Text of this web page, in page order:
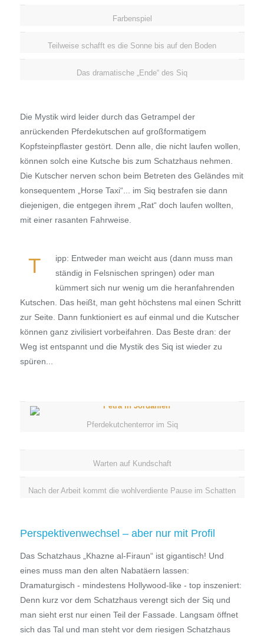
Farbenspiel
Teilweise schafft es die Sonne bis auf den Boden
Das dramatische „Ende“ des Siq
Die Mystik wird leider durch das Getrampel der
anrückenden Pferdekutschen auf großformatigem
Kopfsteinpflaster gestört. Denn alle, die nicht laufen wollen,
können solch eine Kutsche bis zum Schatzhaus nehmen.
Die Kutscher nerven schon beim Betreten des Geländes mit
konsequentem „Horse Taxi“... im Siq bestrafen sie dann
diejenigen, die entgegen ihrem „Rat“ doch laufen wollten,
mit einer rasanten Fahrweise.
T
ipp: Entweder man weicht aus (dann muss man
ständig in Felsnischen springen) oder man
kümmert sich nur wenig um die heranfahrenden
Kutschen. Das heißt, man geht höchstens mal einen Schritt
zur Seite. Dann funktioniert es auf einmal und die Kutscher
können ganz zivilisiert vorbeifahren. Das Beste dran: der
Weg ist entspannt und die Mystik des Siq ist wieder zu
spüren...
Pferdekutchenterror im Siq
Warten auf Kundschaft
Nach der Arbeit kommt die wohlverdiente Pause im Schatten
Perspektivenwechsel – aber nur mit Profil
Das Schatzhaus „Khazne al-Firaun“ ist gigantisch! Und
eines muss man den alten Nabatäern lassen:
Dramaturgisch - mindestens Hollywood-like - top inszeniert:
Denn kurz vor dem Schatzhaus verengt sich der Siq und
man sieht erst nur einen Teil der Fassade. Langsam öffnet
sich das Tal und man steht vor dem riesigen Schatzhaus